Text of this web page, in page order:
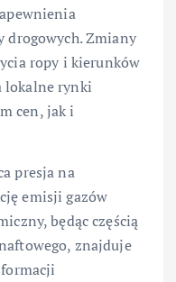
drogowych. Zmiany
ropy i kierunków
lokalne rynki
cen, jak i
presja na
emisji gazów
będąc częścią
znajduje